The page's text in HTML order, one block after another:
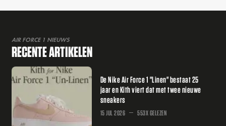
AIR FORCE 1 NIEUWS
RECENTE ARTIKELEN
De Nike Air Force 1 "Linen" bestaat 25
jaar en Kith viert dat met twee nieuwe
sneakers
15 JUL 2026 553X GELEZEN